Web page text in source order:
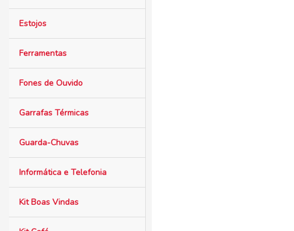
Estojos
Ferramentas
Fones de Ouvido
Garrafas Térmicas
Guarda-Chuvas
Informática e Telefonia
Kit Boas Vindas